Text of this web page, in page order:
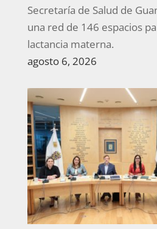
Secretaría de Salud de
una red de 146 espacios
lactancia materna.
agosto 6, 2026